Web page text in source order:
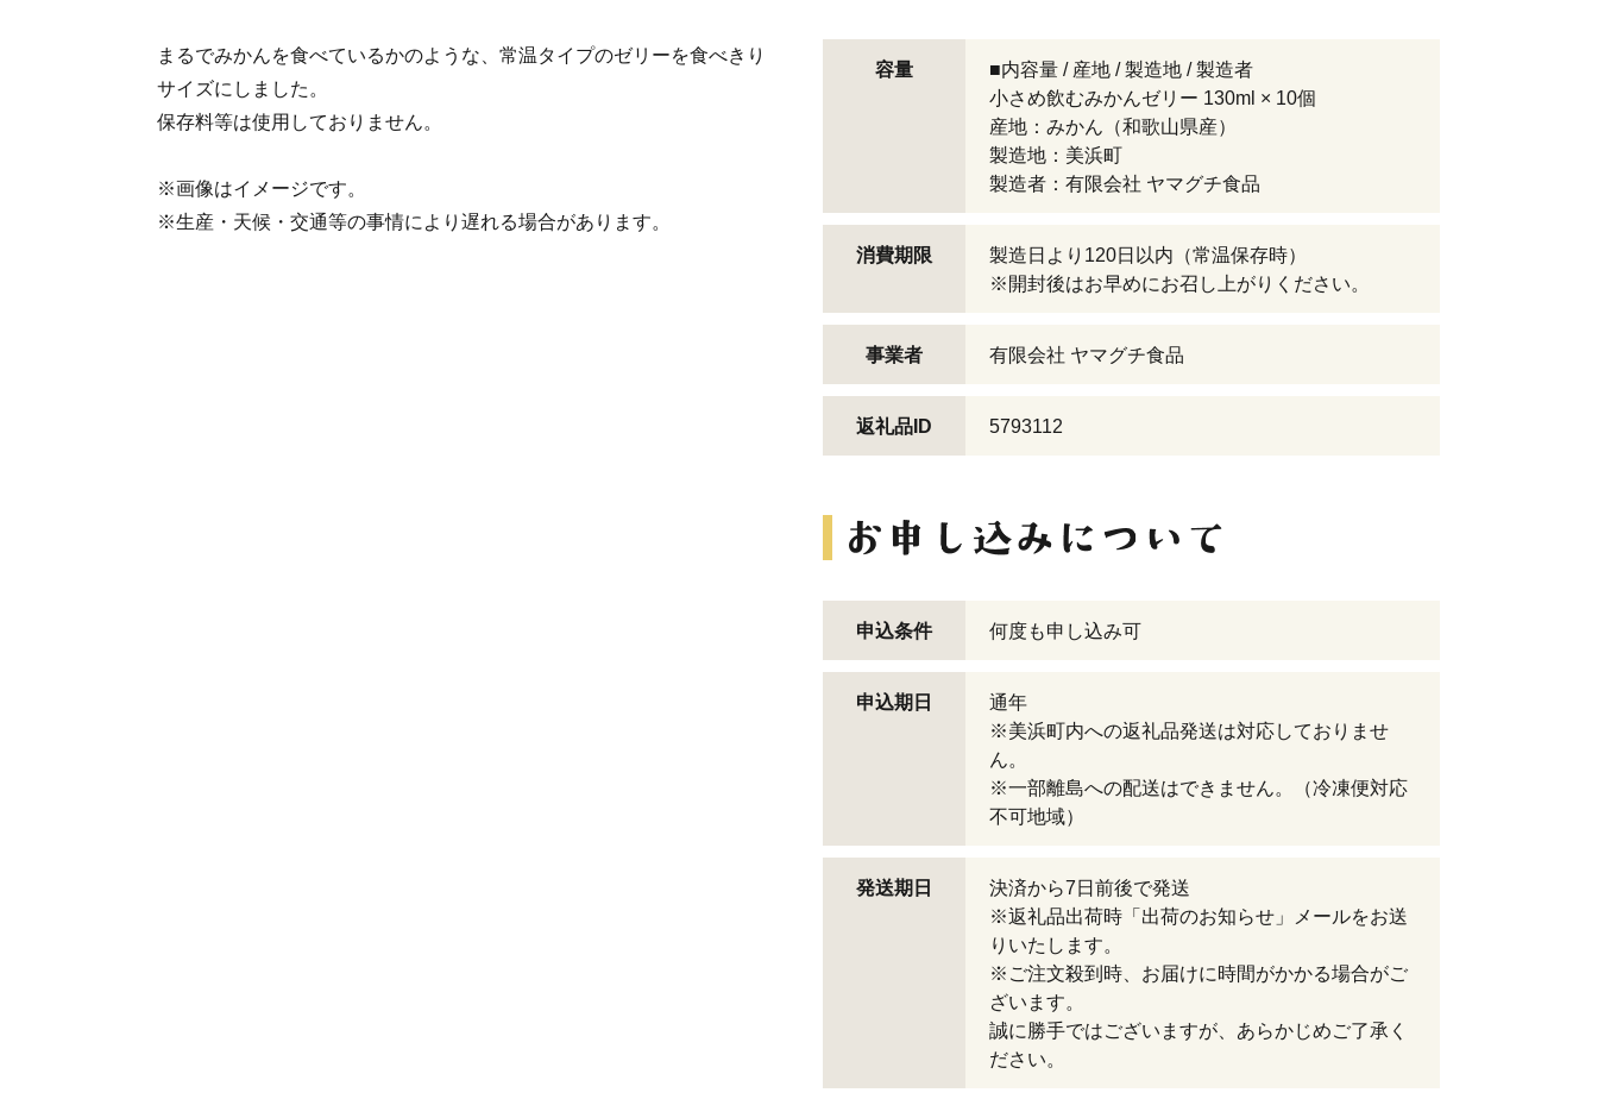
まるでみかんを食べているかのような、常温タイプのゼリーを食べきり
サイズにしました。
保存料等は使用しておりません。
※画像はイメージです。
※生産・天候・交通等の事情により遅れる場合があります。
容量
■内容量 / 産地 / 製造地 / 製造者
小さめ飲むみかんゼリー 130ml × 10個
産地：みかん（和歌山県産）
製造地：美浜町
製造者：有限会社 ヤマグチ食品
消費期限
製造日より120日以内（常温保存時）
※開封後はお早めにお召し上がりください。
事業者 有限会社 ヤマグチ食品
返礼品ID 5793112
申込条件 何度も申し込み可
申込期日
通年
※美浜町内への返礼品発送は対応しておりませ
ん。
※一部離島への配送はできません。（冷凍便対応
不可地域）
発送期日
決済から7日前後で発送
※返礼品出荷時「出荷のお知らせ」メールをお送
りいたします。
※ご注文殺到時、お届けに時間がかかる場合がご
ざいます。
誠に勝手ではございますが、あらかじめご了承く
ださい。